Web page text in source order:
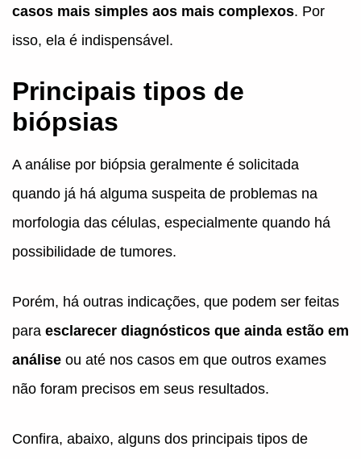
casos mais simples aos mais complexos. Por
isso, ela é indispensável.
Principais tipos de
biópsias
A análise por biópsia geralmente é solicitada
quando já há alguma suspeita de problemas na
morfologia das células, especialmente quando há
possibilidade de tumores.
Porém, há outras indicações, que podem ser feitas
para esclarecer diagnósticos que ainda estão em
análise ou até nos casos em que outros exames
não foram precisos em seus resultados.
Confira, abaixo, alguns dos principais tipos de